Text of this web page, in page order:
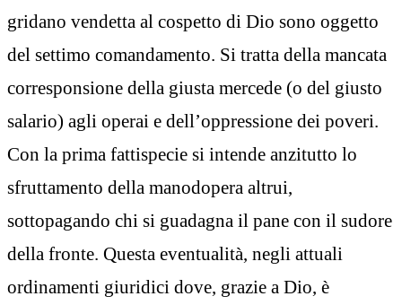
gridano vendetta al cospetto di Dio sono oggetto
del settimo comandamento. Si tratta della mancata
corresponsione della giusta mercede (o del giusto
salario) agli operai e dell’oppressione dei poveri.
Con la prima fattispecie si intende anzitutto lo
sfruttamento della manodopera altrui,
sottopagando chi si guadagna il pane con il sudore
della fronte. Questa eventualità, negli attuali
ordinamenti giuridici dove, grazie a Dio, è